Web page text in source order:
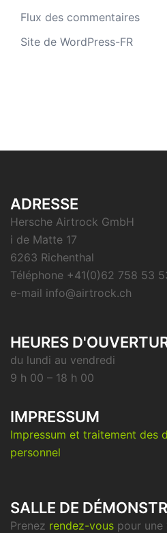
Flux des commentaires
Site de WordPress-FR
ADRESSE
Hersche Airtrock GmbH
i de Matte 17
6263 Richenthal
Téléphone +41(0)62 758 53
e-mail info@airtrock.ch
HEURES
du lundi au vendredi
9 h 00 – 18 h 00
IMPRESSUM
Impressum et traitement des
personnel
SALLE DE
Prenez rendez-vous pour